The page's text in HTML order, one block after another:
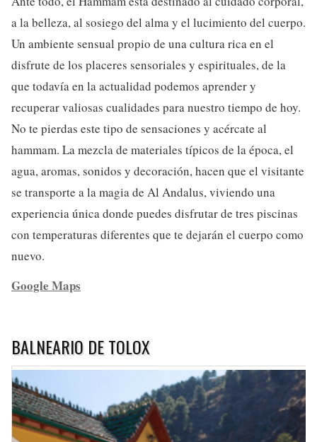
a la belleza, al sosiego del alma y el lucimiento del cuerpo.
Un ambiente sensual propio de una cultura rica en el
disfrute de los placeres sensoriales y espirituales, de la
que todavía en la actualidad podemos aprender y
recuperar valiosas cualidades para nuestro tiempo de hoy.
No te pierdas este tipo de sensaciones y acércate al
hammam. La mezcla de materiales típicos de la época, el
agua, aromas, sonidos y decoración, hacen que el visitante
se transporte a la magia de Al Andalus, viviendo una
experiencia única donde puedes disfrutar de tres piscinas
con temperaturas diferentes que te dejarán el cuerpo como
nuevo.
Google Maps
BALNEARIO DE TOLOX